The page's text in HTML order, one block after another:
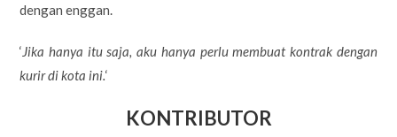
dengan enggan.
‘Jika hanya itu saja, aku hanya perlu membuat kontrak dengan
kurir di kota ini.‘
KONTRIBUTOR